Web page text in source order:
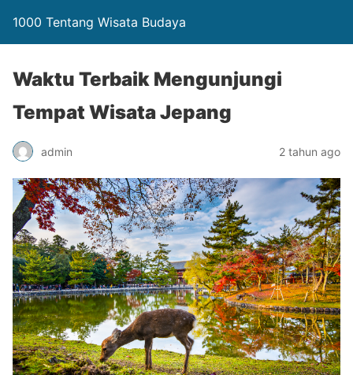
1000 Tentang Wisata Budaya
Waktu Terbaik Mengunjungi
Tempat Wisata Jepang
admin 2 tahun ago